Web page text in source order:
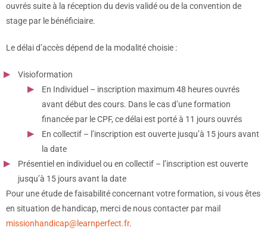
ouvrés suite à la réception du devis validé ou de la convention de
stage par le bénéficiaire.
Le délai d’accès dépend de la modalité choisie :
Visioformation
En Individuel – inscription maximum 48 heures ouvrés
avant début des cours. Dans le cas d’une formation
financée par le CPF, ce délai est porté à 11 jours ouvrés
En collectif – l’inscription est ouverte jusqu’à 15 jours avant
la date
Présentiel en individuel ou en collectif – l’inscription est ouverte
jusqu’à 15 jours avant la date
Pour une étude de faisabilité concernant votre formation, si vous êtes
en situation de handicap, merci de nous contacter par mail
missionhandicap@learnperfect.fr.